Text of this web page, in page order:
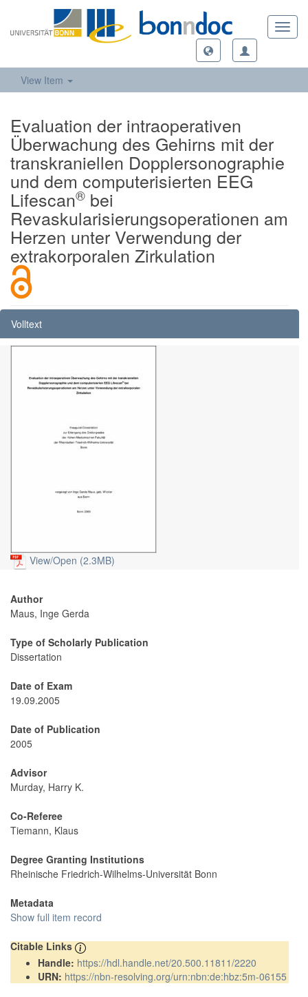
View Item
Evaluation der intraoperativen
Überwachung des Gehirns mit der
transkraniellen Dopplersonographie
und dem computerisierten EEG
Lifescan® bei
Revaskularisierungsoperationen am
Herzen unter Verwendung der
extrakorporalen Zirkulation
Volltext
View/Open (2.3MB)
Author
Maus, Inge Gerda
Type of Scholarly Publication
Dissertation
Date of Exam
19.09.2005
Date of Publication
2005
Advisor
Murday, Harry K.
Co-Referee
Tiemann, Klaus
Degree Granting Institutions
Rheinische Friedrich-Wilhelms-Universität Bonn
Metadata
Show full item record
Citable Links
Handle: https://hdl.handle.net/20.500.11811/2220
URN: https://nbn-resolving.org/urn:nbn:de:hbz:5m-06155